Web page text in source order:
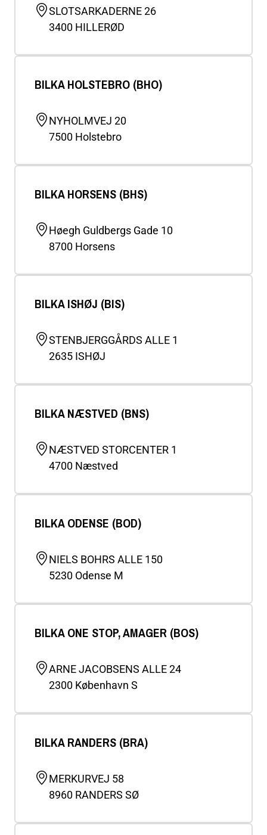
SLOTSARKADERNE 26
3400 HILLERØD
BILKA HOLSTEBRO (BHO)
NYHOLMVEJ 20
7500 Holstebro
BILKA HORSENS (BHS)
Høegh Guldbergs Gade 10
8700 Horsens
BILKA ISHØJ (BIS)
STENBJERGGÅRDS ALLE 1
2635 ISHØJ
BILKA NÆSTVED (BNS)
NÆSTVED STORCENTER 1
4700 Næstved
BILKA ODENSE (BOD)
NIELS BOHRS ALLE 150
5230 Odense M
BILKA ONE STOP, AMAGER (BOS)
ARNE JACOBSENS ALLE 24
2300 København S
BILKA RANDERS (BRA)
MERKURVEJ 58
8960 RANDERS SØ